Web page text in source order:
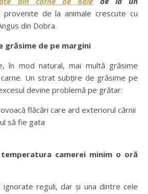
provenite de la animale crescute cu
din Dobra.
grăsime de pe margini
în mod natural, mai multă grăsime
Un strat subțire de grăsime pe
devine problemă pe grătar:
flăcări care ard exteriorul cărnii
să fie gata
camerei minim o oră
ignorate reguli, dar și una dintre cele